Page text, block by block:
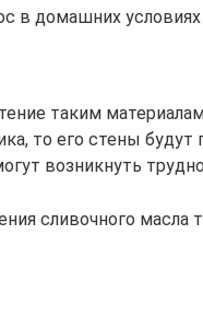
в домашних условиях
таким
то его стены
возникнуть
сливочного масла